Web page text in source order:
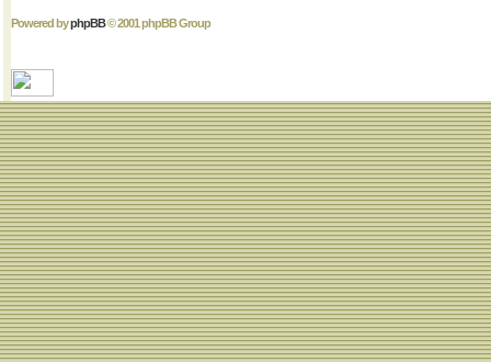
Powered byphpBB© 2001 phpBB Group